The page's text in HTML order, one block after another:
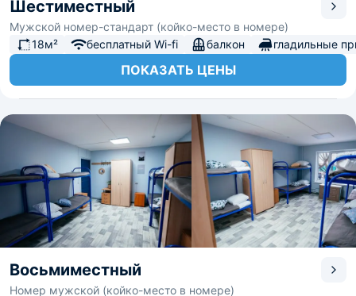
Шестиместный
Мужской номер-стандарт (койко-место в номере)
18м²
бесплатный Wi-fi балкон гладильные
ПОКАЗАТЬ ЦЕНЫ
Восьмиместный
Номер мужской (койко-место в номере)